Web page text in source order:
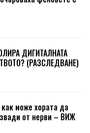
ДИГИТАЛНАТА
(РАЗСЛЕДВАНЕ)
може хората да
от нерви – ВИЖ